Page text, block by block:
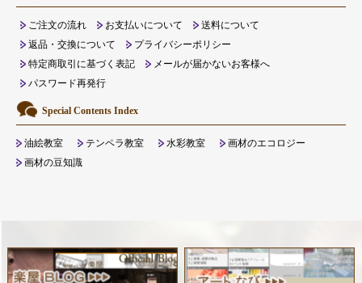
ご注文の流れ お支払いについて
送料について
返品・交換について
プライバシーポリシー
特定商取引に基づく表記
メールが届かないお客様へ
パスワード再発行
Special Contents Index
油絵教室 テンペラ教室 水彩教室
画材のエコロジー
画材の豆知識